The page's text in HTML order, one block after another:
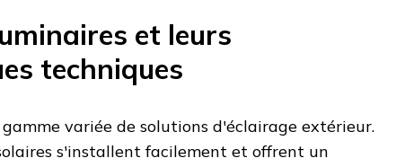
et leurs
techniques
variée de solutions d'éclairage extérieur.
s'installent facilement et offrent un